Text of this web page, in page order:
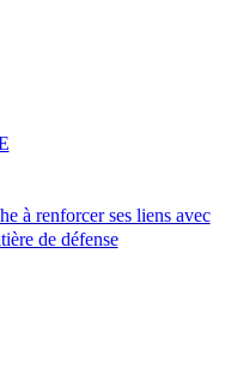
à renforcer ses liens avec
de défense